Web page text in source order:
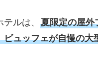
テルは、夏限定の屋外
ビュッフェが自慢の大